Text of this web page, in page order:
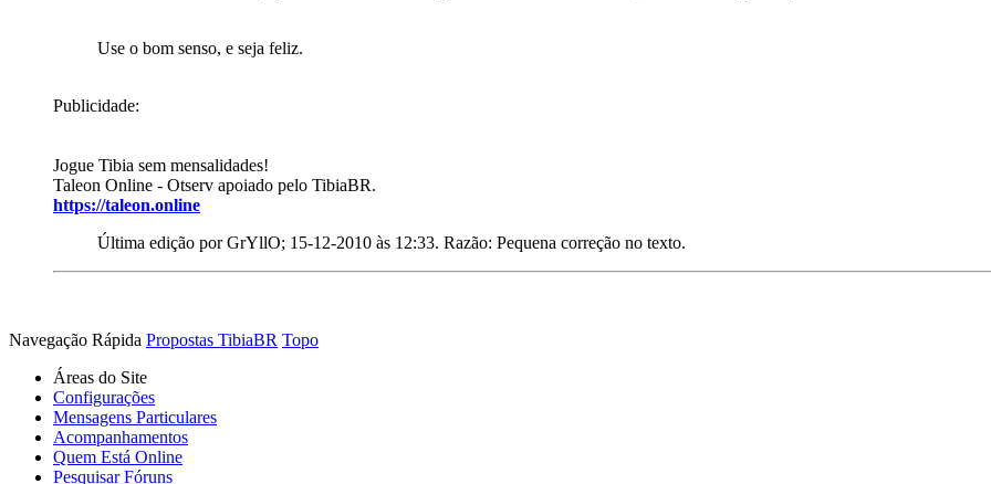
Use o bom senso, e seja feliz.
Publicidade:
Jogue Tibia sem mensalidades!
Taleon Online - Otserv apoiado pelo TibiaBR.
https://taleon.online
Última edição por GrYllO; 15-12-2010 às 12:33. Razão: Pequena correção no texto.
Navegação Rápida Propostas TibiaBR Topo
Áreas do Site
Configurações
Mensagens Particulares
Acompanhamentos
Quem Está Online
Pesquisar Fóruns